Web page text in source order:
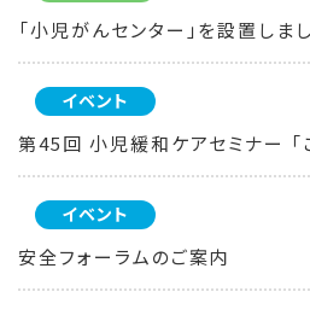
「小児がんセンター」を設置しま
イベント
第45回 小児緩和ケアセミナー 「
イベント
安全フォーラムのご案内